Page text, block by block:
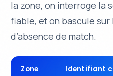
la zone, on interroge la
fiable, et on bascule sur
d’absence de match.
Zone Identifiant